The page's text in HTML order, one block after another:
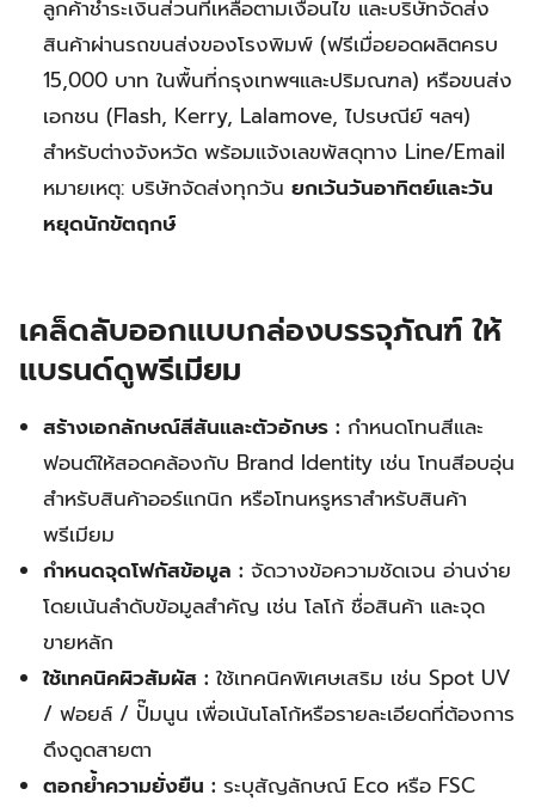
ลูกค้าชำระเงินส่วนที่เหลือตามเงื่อนไข และบริษัทจัดส่ง
สินค้าผ่านรถขนส่งของโรงพิมพ์ (ฟรีเมื่อยอดผลิตครบ
15,000 บาท ในพื้นที่กรุงเทพฯและปริมณฑล) หรือขนส่ง
เอกชน (Flash, Kerry, Lalamove, ไปรษณีย์ ฯลฯ)
สำหรับต่างจังหวัด พร้อมแจ้งเลขพัสดุทาง Line/Email
หมายเหตุ: บริษัทจัดส่งทุกวันยกเว้นวันอาทิตย์และวัน
หยุดนักขัตฤกษ์
เคล็ดลับออกแบบกล่องบรรจุภัณฑ์ ให้
แบรนด์ดูพรีเมียม
สร้างเอกลักษณ์สีสันและตัวอักษร : กำหนดโทนสีและ
ฟอนต์ให้สอดคล้องกับ Brand Identity เช่น โทนสีอบอุ่น
สำหรับสินค้าออร์แกนิก หรือโทนหรูหราสำหรับสินค้า
พรีเมียม
กำหนดจุดโฟกัสข้อมูล :จัดวางข้อความชัดเจน อ่านง่าย
โดยเน้นลำดับข้อมูลสำคัญ เช่น โลโก้ ชื่อสินค้า และจุด
ขายหลัก
ใช้เทคนิคผิวสัมผัส :ใช้เทคนิคพิเศษเสริม เช่น Spot UV
/ ฟอยล์ / ปั๊มนูน เพื่อเน้นโลโก้หรือรายละเอียดที่ต้องการ
ดึงดูดสายตา
ตอกย้ำความยั่งยืน :ระบุสัญลักษณ์ Eco หรือ FSC